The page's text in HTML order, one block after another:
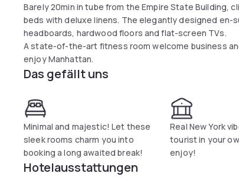
Barely 20min in tube from the Empire State Building,
beds with deluxe linens. The elegantly designed
headboards, hardwood floors and flat-screen TVs.
A state-of-the-art fitness room welcome business
enjoy Manhattan.
Das gefällt uns
Minimal and majestic! Let these
sleek rooms charm you into
booking a long awaited break!
Real New York
tourist in your
enjoy!
Hotelausstattungen